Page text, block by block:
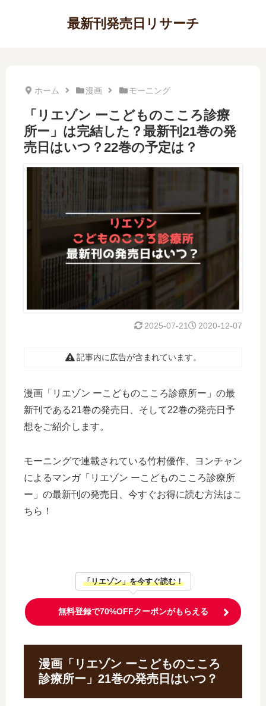
最新刊発売日リサーチ
ホーム 漫画 モーニング
「リエゾン ーこどものこころ診療
所ー」は完結した？最新刊21巻の発
売日はいつ？22巻の予定は？
2020-12-07
2025-07-21
記事内に広告が含まれています。
漫画「リエゾン ーこどものこころ診療所ー」の最
新刊である21巻の発売日、そして22巻の発売日予
想をご紹介します。
モーニングで連載されている竹村優作、ヨンチャン
によるマンガ「リエゾン ーこどものこころ診療所
ー」の最新刊の発売日、今すぐお得に読む方法はこ
ちら！
「リエゾン」を今すぐ読む！
無料登録で70%OFFクーポンがもらえる
漫画「リエゾン ーこどものこころ
診療所ー」21巻の発売日はいつ？